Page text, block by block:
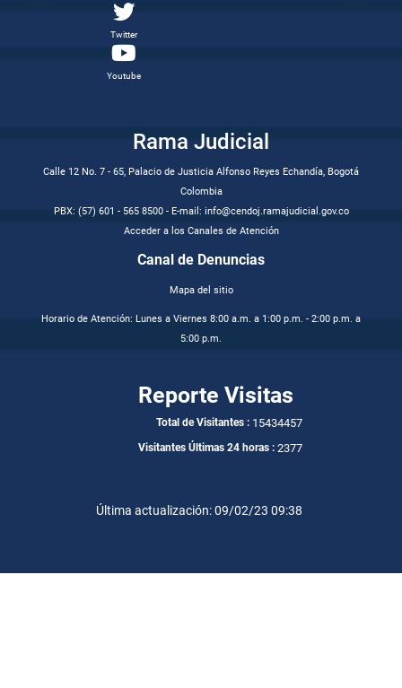
Twitter
Youtube
Rama Judicial
Calle 12 No. 7 - 65, Palacio de Justicia Alfonso Reyes Echandía, Bogotá
Colombia
PBX: (57) 601 - 565 8500 - E-mail: info@cendoj.ramajudicial.gov.co
Acceder a los Canales de Atención
Canal de Denuncias
Mapa del sitio
Horario de Atención: Lunes a Viernes 8:00 a.m. a 1:00 p.m. - 2:00 p.m. a
5:00 p.m.
Reporte Visitas
Total de Visitantes : 15434457
Visitantes Últimas 24 horas : 2377
Última actualización: 09/02/23 09:38